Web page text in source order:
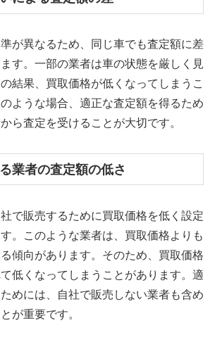
が異なるため、同じ車でも査定額に差
す。一部の業者は車の状態を厳しく見
結果、買取価格が低くなってしまうこ
ような場合、適正な査定額を得るため
ら査定を受けることが大切です。
業者の査定額の低さ
で販売するために買取価格を低く設定
。このような業者は、買取価格よりも
傾向があります。そのため、買取価格
低くなってしまうことがあります。適
めには、自社で販売しない業者も含め
が重要です。